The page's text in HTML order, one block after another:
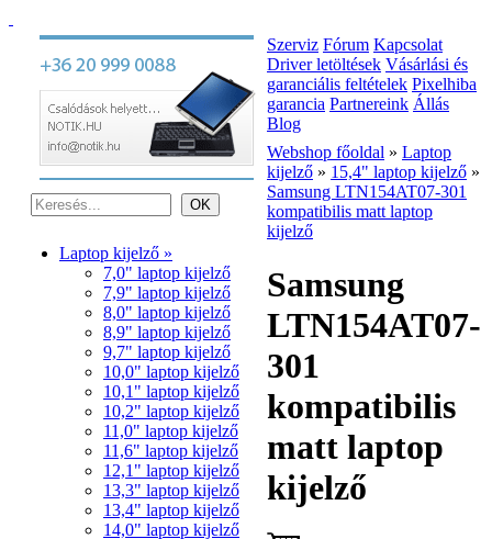
Laptop kijelző »
7,0" laptop kijelző
7,9" laptop kijelző
8,0" laptop kijelző
8,9" laptop kijelző
9,7" laptop kijelző
10,0" laptop kijelző
10,1" laptop kijelző
10,2" laptop kijelző
11,0" laptop kijelző
11,6" laptop kijelző
12,1" laptop kijelző
13,3" laptop kijelző
13,4" laptop kijelző
14,0" laptop kijelző
Szerviz Fórum Kapcsolat
Driver letöltések Vásárlási és
garanciális feltételek Pixelhiba
garancia Partnereink Állás
Blog
Webshop főoldal » Laptop
kijelző » 15,4" laptop kijelző »
Samsung LTN154AT07-301
kompatibilis matt laptop
kijelző
Samsung
LTN154AT07-
301
kompatibilis
matt laptop
kijelző